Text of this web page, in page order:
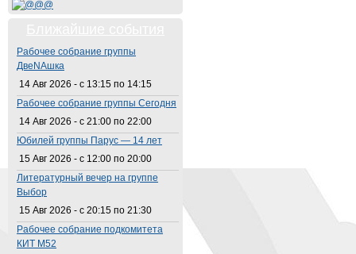
Рабочее собрание группы
ДвеNAшка
14 Авг 2026 - с 13:15 по 14:15
Рабочее собрание группы Сегодня
14 Авг 2026 - с 21:00 по 22:00
Юбилей группы Парус — 14 лет
15 Авг 2026 - с 12:00 по 20:00
Литературный вечер на группе
Выбор
15 Авг 2026 - с 20:15 по 21:30
Рабочее собрание подкомитета
КИТ M52